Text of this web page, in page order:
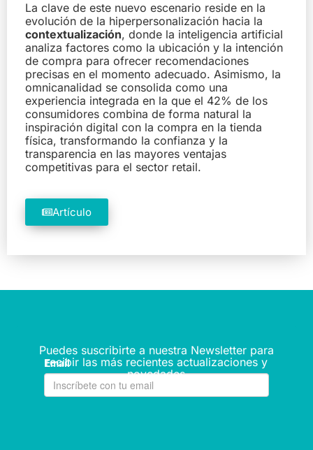
La clave de este nuevo escenario reside en la
evolución de la hiperpersonalización hacia la
contextualización, donde la inteligencia artificial
analiza factores como la ubicación y la intención
de compra para ofrecer recomendaciones
precisas en el momento adecuado. Asimismo, la
omnicanalidad se consolida como una
experiencia integrada en la que el 42% de los
consumidores combina de forma natural la
inspiración digital con la compra en la tienda
física, transformando la confianza y la
transparencia en las mayores ventajas
competitivas para el sector retail.
Artículo
Puedes suscribirte a nuestra Newsletter para
recibir las más recientes actualizaciones y
novedades